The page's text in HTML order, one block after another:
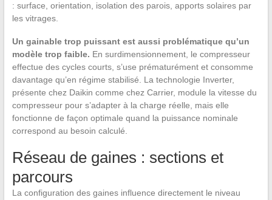
: surface, orientation, isolation des parois, apports solaires par
les vitrages.
Un gainable trop puissant est aussi problématique qu’un
modèle trop faible. En surdimensionnement, le compresseur
effectue des cycles courts, s’use prématurément et consomme
davantage qu’en régime stabilisé. La technologie Inverter,
présente chez Daikin comme chez Carrier, module la vitesse du
compresseur pour s’adapter à la charge réelle, mais elle
fonctionne de façon optimale quand la puissance nominale
correspond au besoin calculé.
Réseau de gaines : sections et
parcours
La configuration des gaines influence directement le niveau